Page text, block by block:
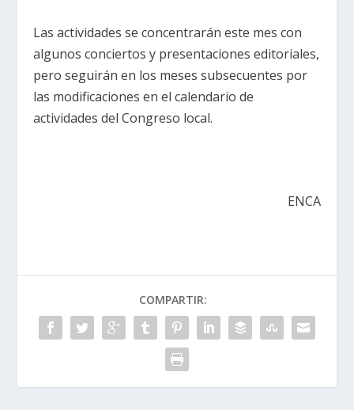
Las actividades se concentrarán este mes con
algunos conciertos y presentaciones editoriales,
pero seguirán en los meses subsecuentes por
las modificaciones en el calendario de
actividades del Congreso local.
ENCA
COMPARTIR: